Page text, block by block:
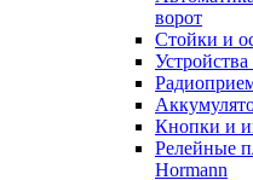
ворот
Стойки и
Кнопки и
Релейные
Hormann